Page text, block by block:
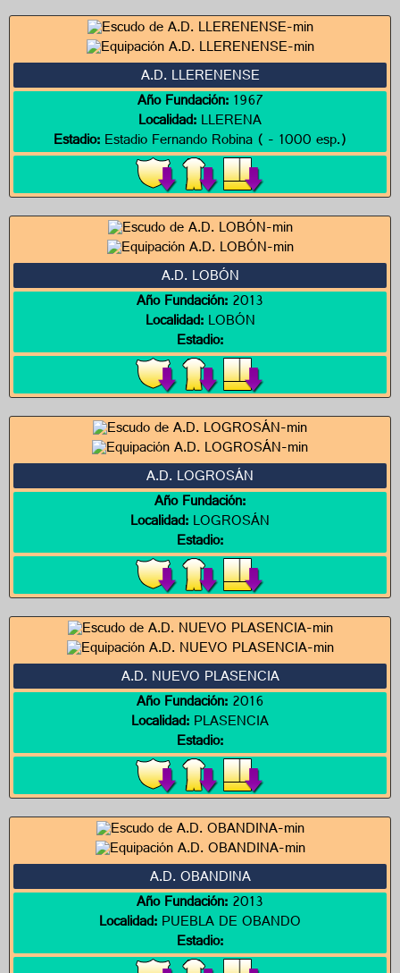
A.D. LLERENENSE
Año Fundación:1967
Localidad:LLERENA
Estadio:Estadio Fernando Robina ( - 1000 esp.)
A.D. LOBÓN
Año Fundación:2013
Localidad:LOBÓN
Estadio:
A.D. LOGROSÁN
Año Fundación:
Localidad:LOGROSÁN
Estadio:
A.D. NUEVO PLASENCIA
Año Fundación:2016
Localidad:PLASENCIA
Estadio:
A.D. OBANDINA
Año Fundación:2013
Localidad:PUEBLA DE OBANDO
Estadio: